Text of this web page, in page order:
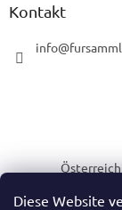
Diese Website
Kontakt
info@